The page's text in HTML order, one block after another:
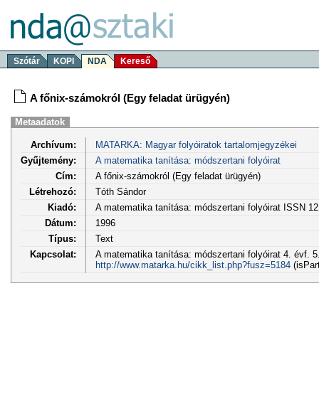
Szótár KOPI NDA Kereső
A főnix-számokról (Egy feladat ürügyén)
Metaadatok
Archívum:
MATARKA: Magyar folyóiratok tartalomjegyzékei
Gyűjtemény:
A matematika tanítása: módszertani folyóirat
Cím:
A főnix-számokról (Egy feladat ürügyén)
Létrehozó:
Tóth Sándor
Kiadó:
A matematika tanítása: módszertani folyóirat ISSN
Dátum:
1996
Típus:
Text
Kapcsolat:
A matematika tanítása: módszertani folyóirat 4. évf.
http://www.matarka.hu/cikk_list.php?fusz=5184